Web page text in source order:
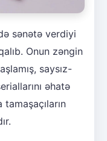
sənətə verdiyi
Onun zəngin
saysız-
əhatə